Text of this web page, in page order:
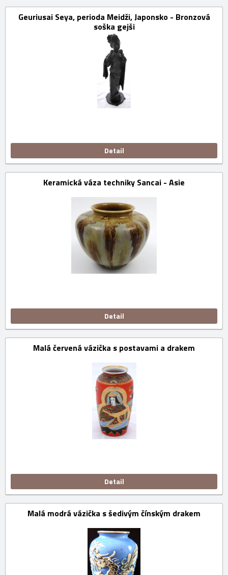
Geuriusai Seya, perioda Meidži, Japonsko - Bronzová
soška gejši
Detail
Keramická váza techniky Sancai - Asie
Detail
Malá červená vázička s postavami a drakem
Detail
Malá modrá vázička s šedivým čínským drakem